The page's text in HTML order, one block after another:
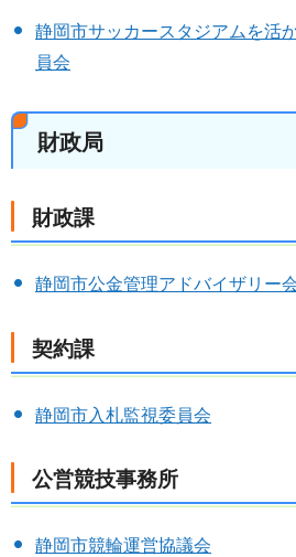
静岡市サッカースタジアムを活
員会
財政局
財政課
静岡市公金管理アドバイザリー
契約課
静岡市入札監視委員会
公営競技事務所
静岡市競輪運営協議会